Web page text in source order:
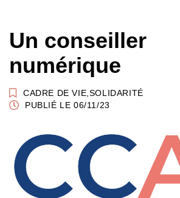
Un conseiller
numérique
CADRE DE VIE SOLIDARITÉ
PUBLIÉ LE 06/11/23